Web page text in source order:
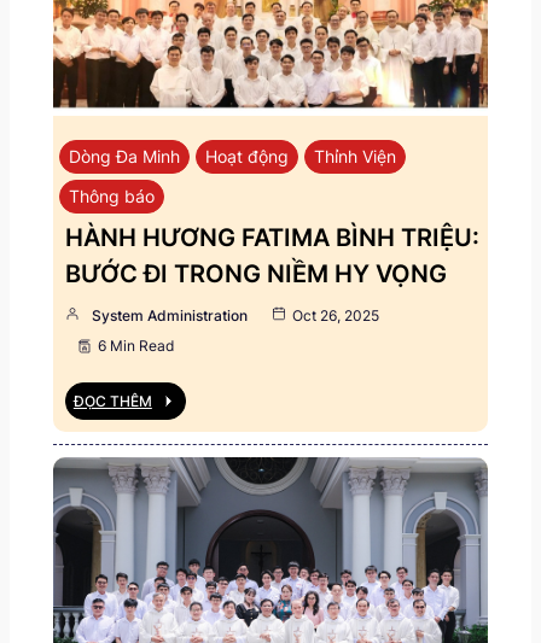
Dòng Đa Minh Hoạt động
Thỉnh Viện
Thông báo
HÀNH HƯƠNG FATIMA BÌNH TRIỆU:
BƯỚC ĐI TRONG NIỀM HY VỌNG
System Administration
Oct 26, 2025
6 Min Read
ĐỌC THÊM